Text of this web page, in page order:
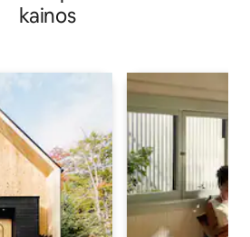
kainos